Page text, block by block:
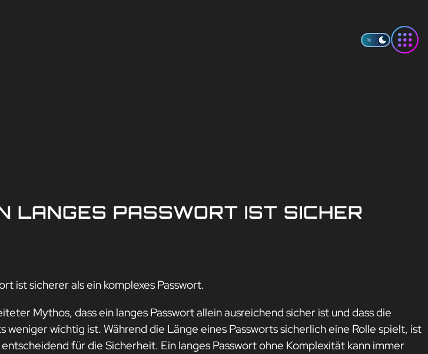
LANGES PASSWORT IST SICHER
ist sicherer als ein komplexes Passwort.
Mythos, dass ein langes Passwort allein ausreichend sicher ist und dass die
weniger wichtig ist. Während die Länge eines Passworts sicherlich eine Rolle spielt, ist
für die Sicherheit. Ein langes Passwort ohne Komplexität kann immer